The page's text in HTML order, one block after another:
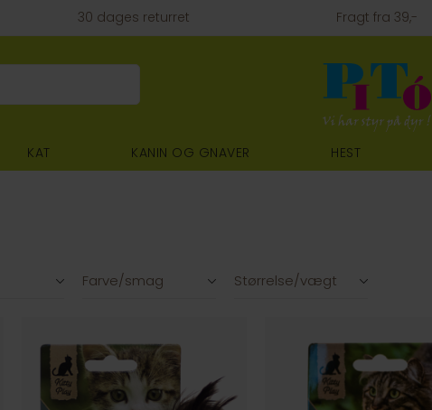
30 dages returret Fragt fra 39,-
KAT KANIN OG GNAVER HEST
Farve/smag Størrelse/vægt